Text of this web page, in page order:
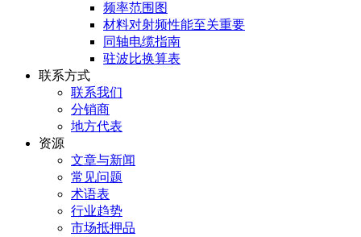
频率范围图
材料对射频性能至关重要
同轴电缆指南
驻波比换算表
联系方式
联系我们
分销商
地方代表
资源
文章与新闻
常见问题
术语表
行业趋势
市场抵押品